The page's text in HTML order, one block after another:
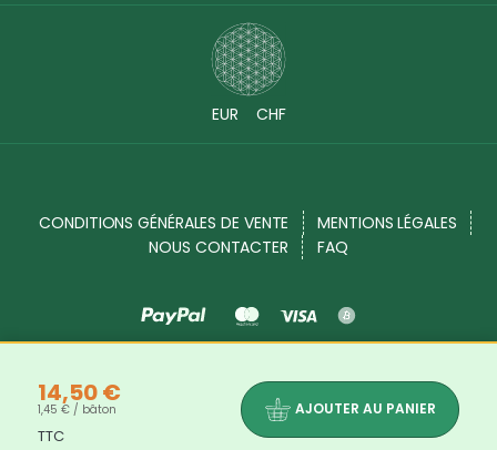
EUR CHF
CONDITIONS GÉNÉRALES DE VENTE
MENTIONS LÉGALES
NOUS CONTACTER
FAQ
Source Shop © 2017 - 2026. Tous droits réservés
Les bienfaits et propriétés des produits indiqués dans chaque description de produits ne sont là qu'à titre informatif. Les
14,50 €
1,45 € / bâton
TTC
AJOUTER AU PANIER